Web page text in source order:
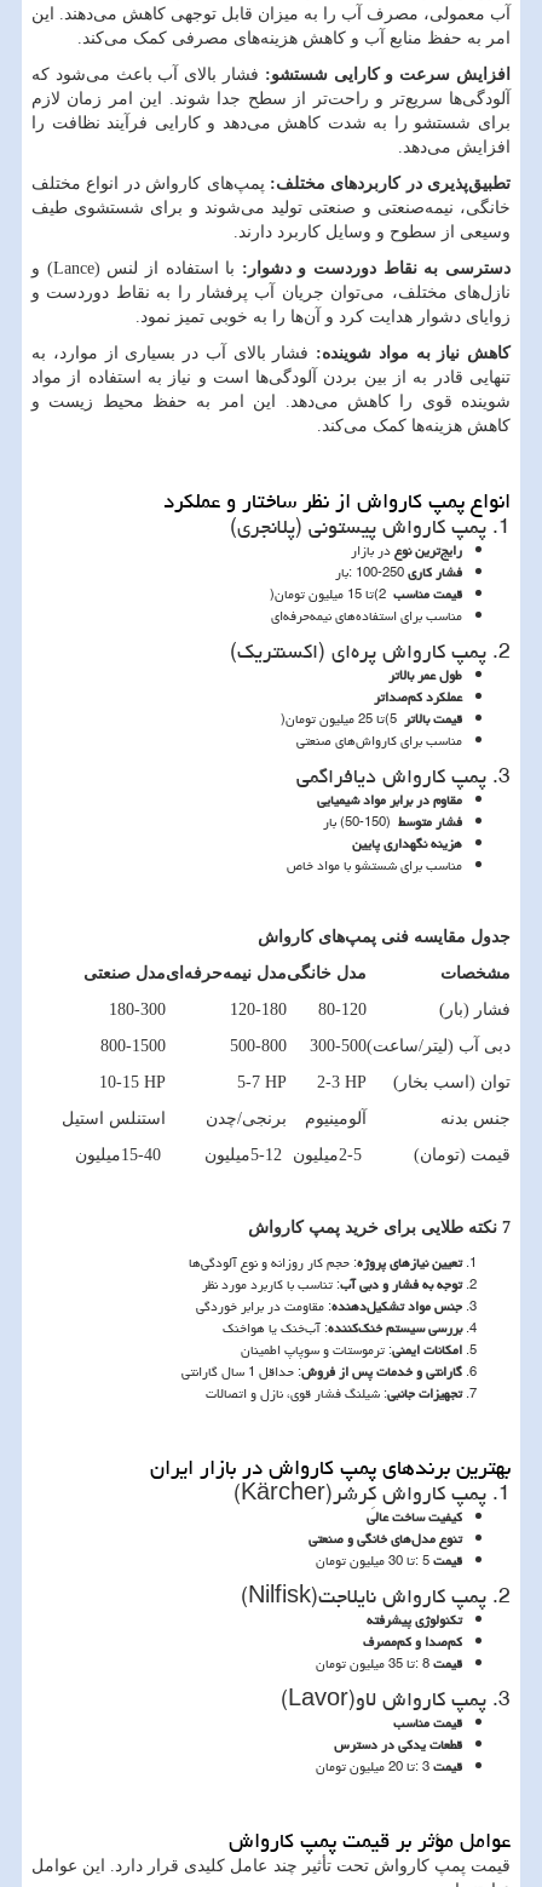
آب معمولی، مصرف آب را به میزان قابل توجهی کاهش می‌دهند. این
امر به حفظ منابع آب و کاهش هزینه‌های مصرفی کمک می‌کند.
افزایش سرعت و کارایی شستشو: فشار بالای آب باعث می‌شود که
آلودگی‌ها سریع‌تر و راحت‌تر از سطح جدا شوند. این امر زمان لازم
برای شستشو را به شدت کاهش می‌دهد و کارایی فرآیند نظافت را
افزایش می‌دهد.
تطبیق‌پذیری در کاربردهای مختلف: پمپ‌های کارواش در انواع مختلف
خانگی، نیمه‌صنعتی و صنعتی تولید می‌شوند و برای شستشوی طیف
وسیعی از سطوح و وسایل کاربرد دارند.
دسترسی به نقاط دوردست و دشوار: با استفاده از لنس (Lance) و
نازل‌های مختلف، می‌توان جریان آب پرفشار را به نقاط دوردست و
زوایای دشوار هدایت کرد و آن‌ها را به خوبی تمیز نمود.
کاهش نیاز به مواد شوینده: فشار بالای آب در بسیاری از موارد، به
تنهایی قادر به از بین بردن آلودگی‌ها است و نیاز به استفاده از مواد
شوینده قوی را کاهش می‌دهد. این امر به حفظ محیط زیست و
کاهش هزینه‌ها کمک می‌کند.
انواع پمپ کارواش از نظر ساختار و عملکرد
1. پمپ کارواش پیستونی (پلانجری)
رایج‌ترین نوعدر بازار
فشار کاری: 100-250بار
قیمت مناسب (2تا 15 میلیون تومان
)
مناسب برای استفاده‌های نیمه‌حرفه‌ای
2. پمپ کارواش پره‌ای (اکسنتریک)
طول عمر بالاتر
عملکرد کم‌صداتر
قیمت بالاتر (5تا 25 میلیون تومان
)
مناسب برای کارواش‌های صنعتی
3. پمپ کارواش دیافراگمی
مقاوم در برابر مواد شیمیایی
فشار متوسط (
50-150) بار
هزینه نگهداری پایین
مناسب برای شستشو با مواد خاص
جدول مقایسه فنی پمپ‌های کارواش
مشخصات
مدل خانگیمدل نیمه‌حرفه‌ایمدل صنعتی
فشار (بار)
80-120
120-180
180-300
دبی آب (لیتر/ساعت)300-500
500-800
800-1500
توان (اسب بخار)
2-3 HP
5-7 HP
10-15 HP
جنس بدنه
آلومینیوم برنجی/چدن
استنلس استیل
قیمت (تومان)
2-5میلیون 5-12میلیون 15-40میلیون
7 نکته طلایی برای خرید پمپ کارواش
تعیین نیازهای پروژه: حجم کار روزانه و نوع آلودگی‌ها
توجه به فشار و دبی آب: تناسب با کاربرد مورد نظر
جنس مواد تشکیل‌دهنده: مقاومت در برابر خوردگی
بررسی سیستم خنک‌کننده: آب‌خنک یا هوا‌خنک
امکانات ایمنی: ترموستات و سوپاپ اطمینان
گارانتی و خدمات پس از فروش: حداقل 1 سال گارانتی
تجهیزات جانبی: شیلنگ فشار قوی، نازل و اتصالات
بهترین برندهای پمپ کارواش در بازار ایران
1. پمپ کارواش کِرشر (Kärcher)
کیفیت ساخت عالی
تنوع مدل‌های خانگی و صنعتی
قیمت: 5تا 30 میلیون تومان
2. پمپ کارواش نایلاجت (Nilfisk)
تکنولوژی پیشرفته
کم‌صدا و کم‌مصرف
قیمت: 8تا 35 میلیون تومان
3. پمپ کارواش لاو (Lavor)
قیمت مناسب
قطعات یدکی در دسترس
قیمت: 3تا 20 میلیون تومان
عوامل مؤثر بر قیمت پمپ کارواش
قیمت پمپ کارواش تحت تأثیر چند عامل کلیدی قرار دارد. این عوامل